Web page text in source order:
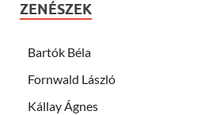
ZENÉSZEK
Bartók Béla
Fornwald László
Kállay Ágnes